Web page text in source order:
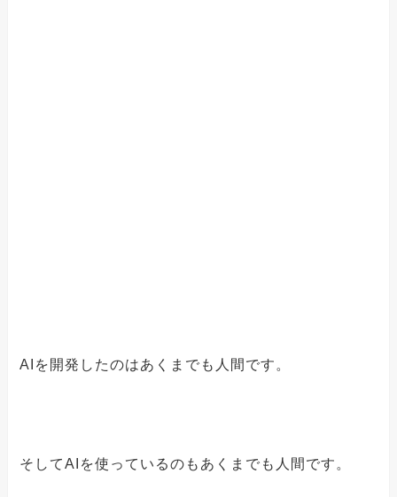
AIを開発したのはあくまでも人間です。
そしてAIを使っているのもあくまでも人間です。